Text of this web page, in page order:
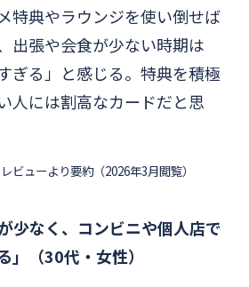
特典やラウンジを使い倒せば
出張や会食が少ない時期は
ぎる」と感じる。特典を積極
人には割高なカードだと思
ビューより要約（2026年3月閲覧）
なく、コンビニや個人店で
」（30代・女性）